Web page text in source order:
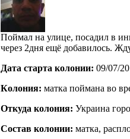
Поймал на улице, посадил в
через 2дня ещё добавилось.
Дата старта кoлонии: 09/07/
Кoлония: матка поймана во
Откуда кoлония: Украина
Состав кoлонии: матка,